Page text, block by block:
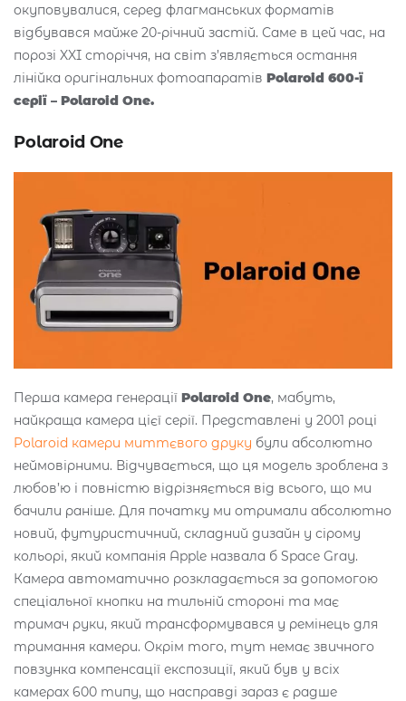
окуповувалися, серед флагманських форматів
відбувався майже 20-річний застій. Саме в цей час, на
порозі XXI сторіччя, на світ з’являється остання
лінійка оригінальних фотоапаратів Polaroid 600-ї
серії – Polaroid One.
Polaroid One
Перша камера генерації Polaroid One, мабуть,
найкраща камера цієї серії. Представлені у 2001 році
Polaroid камери миттєвого друку були абсолютно
неймовірними. Відчувається, що ця модель зроблена з
любов’ю і повністю відрізняється від всього, що ми
бачили раніше. Для початку ми отримали абсолютно
новий, футуристичний, складний дизайн у сірому
кольорі, який компанія Apple назвала б Space Gray.
Камера автоматично розкладається за допомогою
спеціальної кнопки на тильній стороні та має
тримач руки, який трансформувався у ремінець для
тримання камери. Окрім того, тут немає звичного
повзунка компенсації експозиції, який був у всіх
камерах 600 типу, що насправді зараз є радше